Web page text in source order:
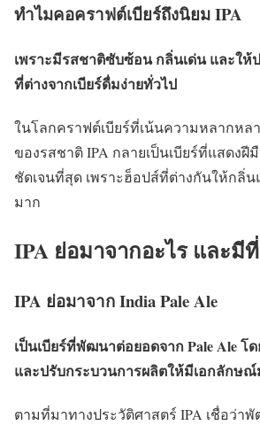
ทำไมคอคราฟต์เบียร์ถึงนิยม IPA
เพราะมีรสชาติซับซ้อน กลิ่นเด่น และใ
ที่ต่างจากเบียร์ดื่มง่ายทั่วไป
ในโลกคราฟต์เบียร์ที่เน้นความหลากห
ของรสชาติ IPA กลายเป็นเบียร์ที่แสดงฝี
ชัดเจนที่สุด เพราะฮ็อปส์ที่ต่างกันให้กลิ่
มาก
IPA ย่อมาจากอะไร และมี
IPA ย่อมาจาก India Pale Ale
เป็นเบียร์ที่พัฒนาต่อยอดจาก Pale Ale
และปรับกระบวนการผลิตให้มีเอกลักษ
ตามที่มาทางประวัติศาสตร์ IPA เชื่อว่า